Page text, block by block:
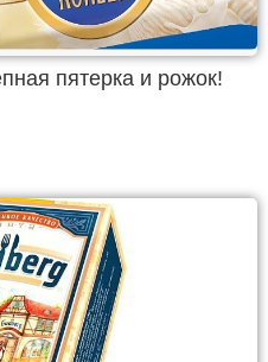
пятерка и рожок!